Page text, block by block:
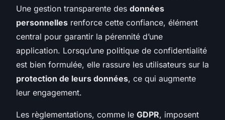
Une gestion transparente des données
personnelles renforce cette confiance, élément
central pour garantir la pérennité d’une
application. Lorsqu’une politique de confidentialité
est bien formulée, elle rassure les utilisateurs sur la
protection de leurs données, ce qui augmente
leur engagement.
Les règlementations, comme le GDPR, imposent